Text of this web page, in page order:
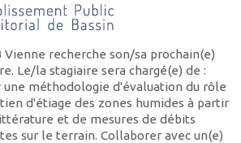
Vienne recherche son/sa prochain(e)
Le/la stagiaire sera chargé(e) de :
une méthodologie d'évaluation du rôle
d'étiage des zones humides à partir
et de mesures de débits
sur le terrain. Collaborer avec un(e)